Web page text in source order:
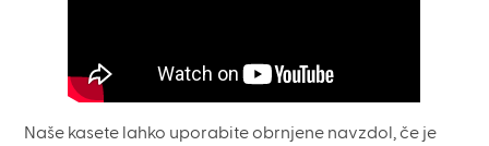
Naše kasete lahko uporabite obrnjene navzdol, če je